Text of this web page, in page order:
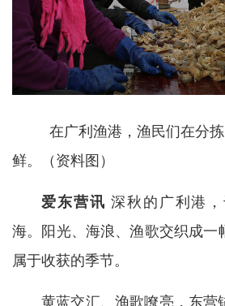
在广利渔港，渔民们在分
鲜。（资料图）
爱东营讯 深秋的广利港
海。阳光、海浪、渔歌交织成一
属于收获的季节。
黄蓝交汇、渔歌嘹亮，东营